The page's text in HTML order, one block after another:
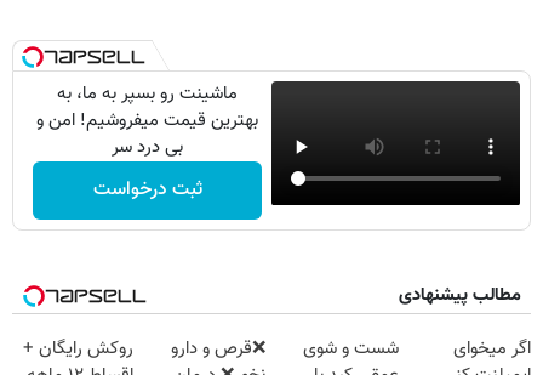
ماشینت رو بسپر به ما، به
بهترین قیمت میفروشیم! امن و
بی درد سر
ثبت درخواست
مطالب پیشنهادی
اگر میخوای
شست و شوی
❌قرص‌ و دارو
روکش رایگان +